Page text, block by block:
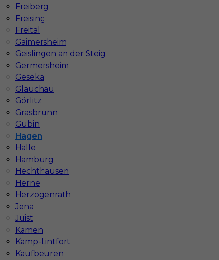
Freiberg
Freising
Freital
Gaimersheim
Geislingen an der Steig
Germersheim
Geseka
Glauchau
Görlitz
Grasbrunn
Gubin
Hagen
Halle
Hamburg
Hechthausen
Herne
Herzogenrath
Jena
Juist
Kamen
Kamp-Lintfort
Kaufbeuren
Wymagane języki
Stawka 15 - 17 € / h
1
Znaleziono 2 wyników
Jak znaleźć pracę za granicą?
Czy praca Niemcy na budowie nadal się
opłaca przy obecnych kosztach życia?
Gdzie do pracy za granicę?